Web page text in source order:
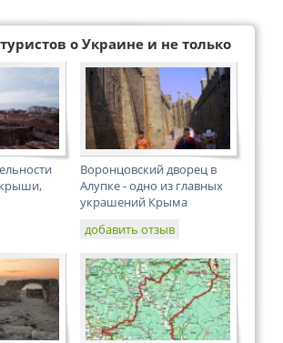
о Украине и не только
Воронцовский дворец в
Алупке - одно из главных
украшений Крыма
добавить отзыв